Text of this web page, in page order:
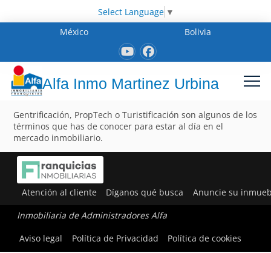
Select Language ▼
México
Bolivia
Alfa Inmo Martinez Urbina
Gentrificación, PropTech o Turistificación son algunos de los
términos que has de conocer para estar al día en el
mercado inmobiliario.
Atención al cliente Díganos qué busca Anuncie su
Inmobiliaria de Administradores Alfa
Aviso legal
Política de Privacidad Política de cookies